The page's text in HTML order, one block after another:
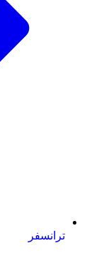
ترانسفر